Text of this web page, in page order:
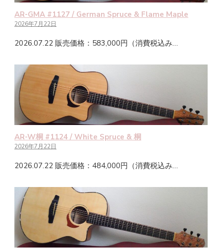
AR-GMA #1127 / German Spruce & Flame Maple
2026年7月22日
2026.07.22 販売価格：583,000円（消費税込み…
AR-W桐 #1124 / White Spruce & 桐
2026年7月22日
2026.07.22 販売価格：484,000円（消費税込み…